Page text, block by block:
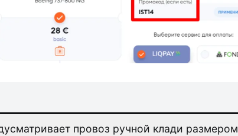
провоз ручной клади размером